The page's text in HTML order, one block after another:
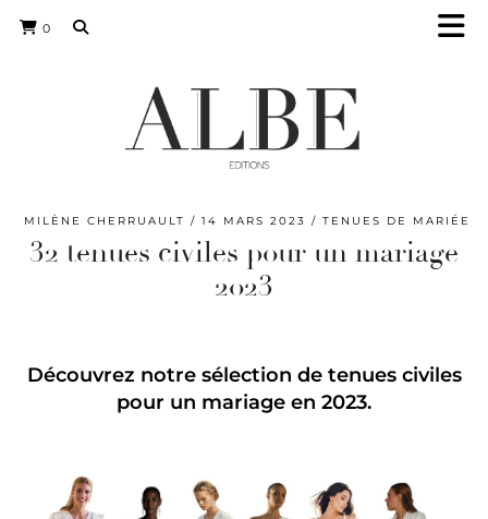
0
MILÈNE CHERRUAULT 14 MARS 2023 TENUES DE MARIÉE
32 tenues civiles pour un mariage
2023
Découvrez notre sélection de tenues civiles
pour un mariage en 2023.